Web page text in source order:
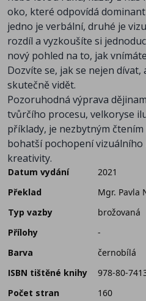
oko, které odpovídá
jedno je verbální, druhé je
rozdíl a vyzkoušíte si
nový pohled na to, jak
Dozvíte se, jak se nejen dívat,
skutečně vidět.
Pozoruhodná výprava
tvůrčího procesu, velkoryse
příklady, je nezbytným
bohatší pochopení vizuálního
kreativity.
Datum vydání
2021
Překlad
Mgr. Pavla
Typ vazby
brožovaná
Přílohy
-
Barva
černobílá
ISBN tištěné knihy
978-80-
Počet stran
160